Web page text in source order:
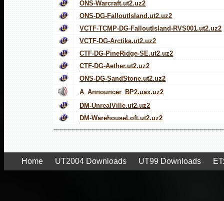
ONS-Warcraft.ut2.uz2
ONS-DG-FalloutIsland.ut2.uz2
VCTF-TCMP-DG-FalloutIsland-RVS001.ut2.uz2
VCTF-DG-Arctika.ut2.uz2
CTF-DG-PineRidge-SE.ut2.uz2
CTF-DG-Aether.ut2.uz2
ONS-DG-SandStone.ut2.uz2
A_Announcer_BP2.uax.uz2
DM-UnrealVille.ut2.uz2
DM-WarehouseLoft.ut2.uz2
Home UT2004 Downloads UT99 Downloads